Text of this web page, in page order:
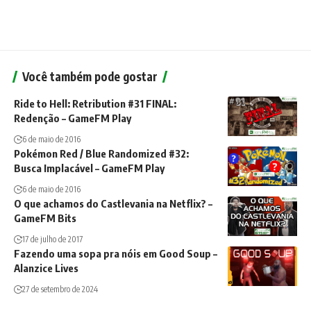
Você também pode gostar
Ride to Hell: Retribution #31 FINAL:
Redenção – GameFM Play
6 de maio de 2016
Pokémon Red / Blue Randomized #32:
Busca Implacável – GameFM Play
6 de maio de 2016
O que achamos do Castlevania na Netflix? –
GameFM Bits
17 de julho de 2017
Fazendo uma sopa pra nóis em Good Soup –
Alanzice Lives
27 de setembro de 2024